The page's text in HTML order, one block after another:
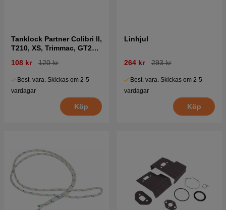
Tanklock Partner Colibri II,
T210, XS, Trimmac, GT25
108 kr 120 kr
Best. vara. Skickas om 2-5
vardagar
Köp
Linhjul
264 kr 293 kr
Best. vara. Skickas om 2-5
vardagar
Köp